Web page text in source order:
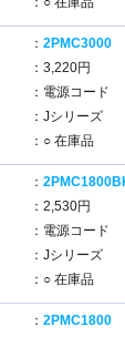
： 2PMC3000
：3,220円
：電源コード
：Jシリーズ
：○ 在庫品
：
：2,530円
：電源コード
：Jシリーズ
：○ 在庫品
： 2PMC1800